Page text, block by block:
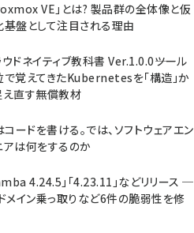
VE」とは? 製品群の全体像と仮
基盤として注目される理由
ドネイティブ教科書 Ver.1.0.0――ツール
で覚えてきたKubernetesを「構造」か
え直す無償教材
ードを書ける。では、ソフトウェアエン
アは何をするのか
4.24.5」「4.23.11」などリリース ─
メイン乗っ取りなど6件の脆弱性を修